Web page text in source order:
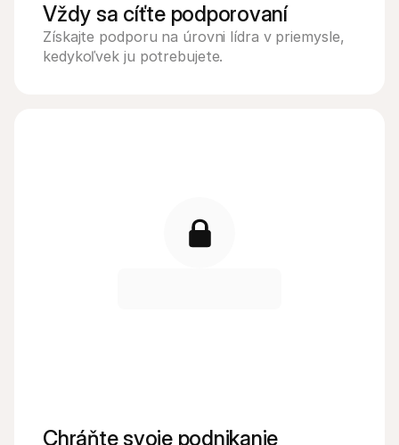
Vždy sa cíťte podporovaní
Získajte podporu na úrovni lídra v priemysle,
kedykoľvek ju potrebujete.
Chráňte svoje podnikanie